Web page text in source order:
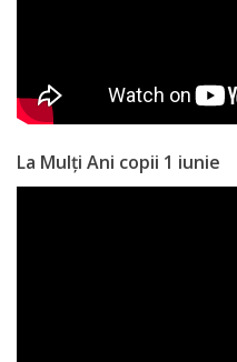
La Mulți Ani copii 1 iunie